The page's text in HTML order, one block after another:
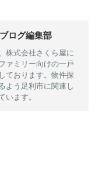
ログ編集部
株式会社さくら屋に
ァミリー向けの一戸
ております。物件探
よう足利市に関連し
います。